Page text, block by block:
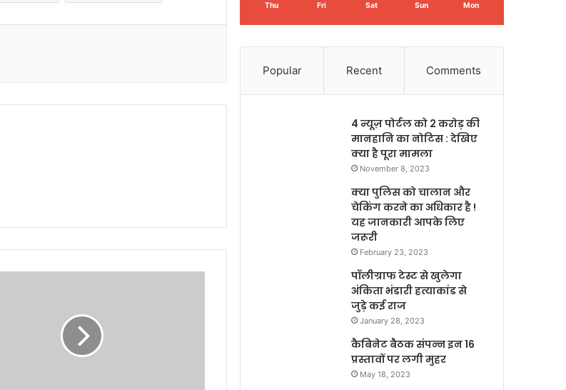
Thu Fri Sat Sun Mon
Popular Recent Comments
4 न्यूज़ पोर्टल को 2 करोड़ की
मानहानि का नोटिस : देखिए
क्या है पूरा मामला
November 8, 2023
क्या पुलिस को चालान और
चेकिंग करने का अधिकार है !
यह जानकारी आपके लिए
जरूरी
February 23, 2023
पॉलीग्राफ टेस्ट से खुलेगा
अंकिता भंडारी हत्याकांड से
जुड़े कई राज
January 28, 2023
कैबिनेट बैठक संपन्न इन 16
प्रस्तावों पर लगी मुहर
May 18, 2023